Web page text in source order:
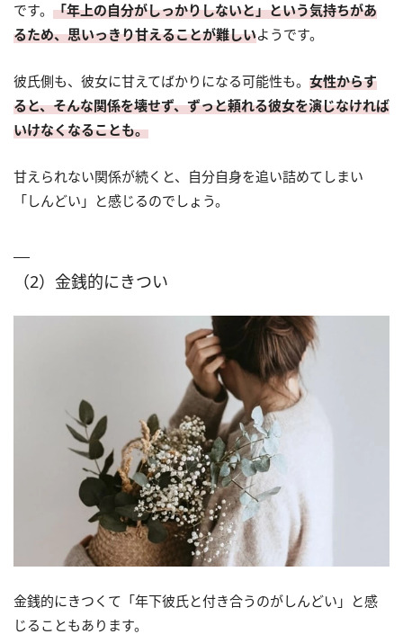
です。 「年上の自分がしっかりしないと」という気持ちがあ
るため、思いっきり甘えることが難しいようです。
彼氏側も、彼女に甘えてばかりになる可能性も。 女性からす
ると、そんな関係を壊せず、ずっと頼れる彼女を演じなければ
いけなくなることも。
甘えられない関係が続くと、自分自身を追い詰めてしまい
「しんどい」と感じるのでしょう。
（2）金銭的にきつい
金銭的にきつくて「年下彼氏と付き合うのがしんどい」と感
じることもあります。